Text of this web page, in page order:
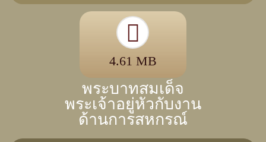
4.61 MB
พระบาทสมเด็จ
พระเจ้าอยู่หัวกับงาน
ด้านการสหกรณ์